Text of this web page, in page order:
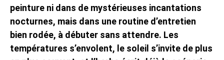
peinture ni dans de mystérieuses incantations
nocturnes, mais dans une routine d’entretien
bien rodée, à débuter sans attendre. Les
températures s’envolent, le soleil s’invite de plus